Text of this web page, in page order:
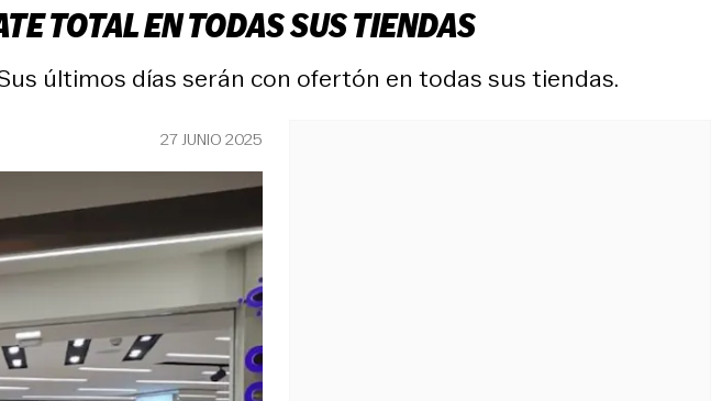
TOTAL EN TODAS SUS TIENDAS
últimos días serán con ofertón en todas sus tiendas.
27 JUNIO 2025